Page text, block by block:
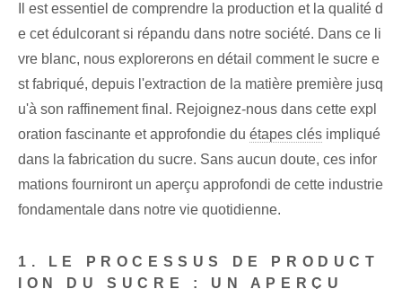
Il est essentiel de comprendre la production et la qualité d
e cet édulcorant si répandu dans notre société. Dans ce li
vre blanc, nous explorerons en détail comment le sucre e
st fabriqué, depuis l'extraction de la matière première jusq
u'à son raffinement final. Rejoignez-nous dans cette expl
oration fascinante et approfondie du étapes clés impliqué
dans la fabrication du sucre. Sans aucun doute, ces infor
mations fourniront un aperçu approfondi de cette industrie
fondamentale dans notre vie quotidienne.
1. LE PROCESSUS DE PRODUCT
ION DU SUCRE : UN APERÇU